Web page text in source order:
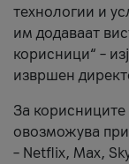
технологии и
им додаваат
корисници“ –
извршен
За
овозможува
– Netflix, Max,